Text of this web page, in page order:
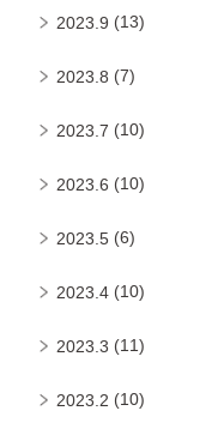
2023.9 (13)
2023.8 (7)
2023.7 (10)
2023.6 (10)
2023.5 (6)
2023.4 (10)
2023.3 (11)
2023.2 (10)